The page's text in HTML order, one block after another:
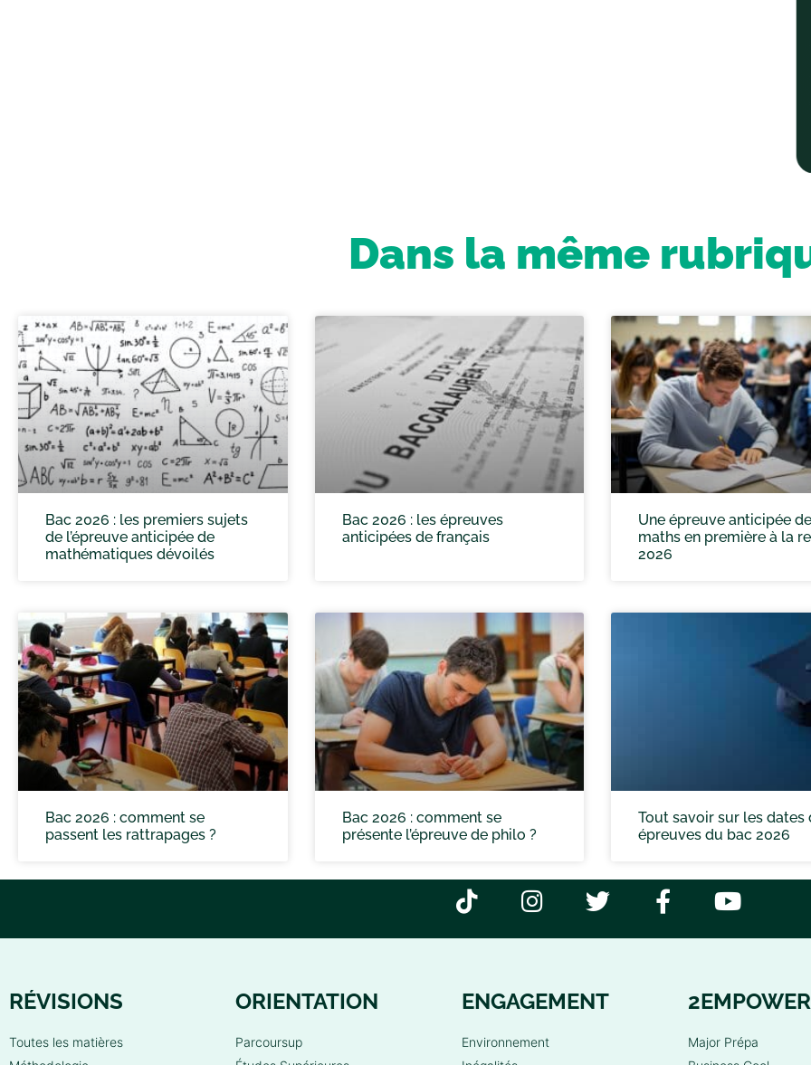
Dans la même
Bac 2026 : les premiers sujets
de l’épreuve anticipée de
mathématiques dévoilés
Bac 2026 : les épreuves
anticipées de français
Une épreuve anticipée de
maths en première à la
2026
Bac 2026 : comment se
passent les rattrapages ?
Bac 2026 : comment se
présente l’épreuve de philo ?
Tout savoir sur les dates
épreuves du bac 2026
RÉVISIONS
Toutes les matières
ORIENTATION
Parcoursup
ENGAGEMENT
Environnement
2EMPOWER
Major Prépa